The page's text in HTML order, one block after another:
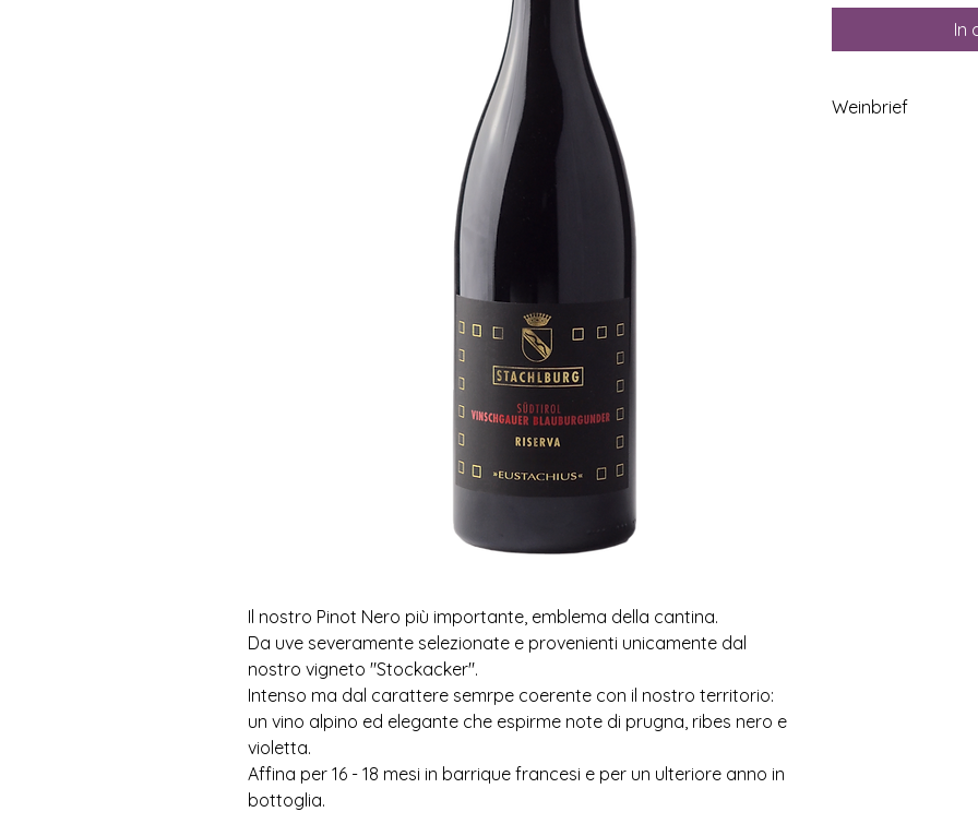
Il nostro Pinot Nero più importante, emblema della cantina.
Da uve severamente selezionate e provenienti unicamente dal
nostro vigneto "Stockacker".
Intenso ma dal carattere semrpe coerente con il nostro territorio:
un vino alpino ed elegante che espirme note di prugna, ribes nero e
violetta.
Affina per 16 - 18 mesi in barrique francesi e per un ulteriore anno in
bottoglia.
In
Weinbrief